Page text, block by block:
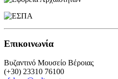
Επικοινωνία
Βυζαντινό Μουσείο Βέροιας
(+30) 23310 76100